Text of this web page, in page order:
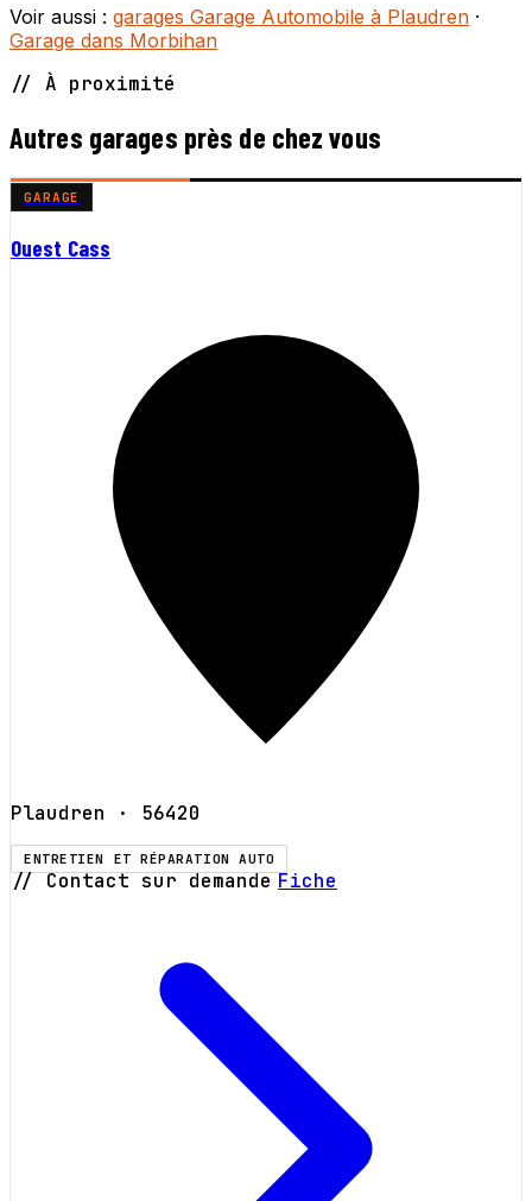
Voir aussi : garages Garage Automobile à Plaudren ·
Garage dans Morbihan
// À proximité
Autres garages près de chez vous
GARAGE
Ouest Cass
Plaudren · 56420
ENTRETIEN ET RÉPARATION AUTO
// Contact sur demande Fiche